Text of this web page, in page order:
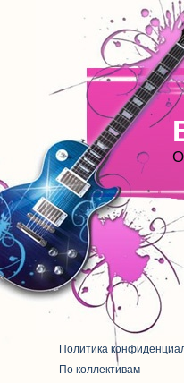
Политика
По коллективам